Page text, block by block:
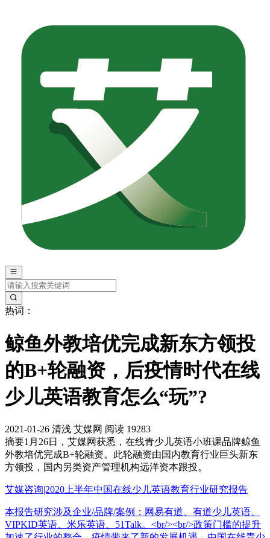
热词：
鲸鱼外教培优完成新东方领投
的B+轮融资，后疫情时代在线
少儿英语教育怎么“玩”?
2021-01-26 清浅 艾媒网 阅读 19283
摘要1月26日，艾媒网获悉，在线青少儿英语小班课品牌鲸鱼
外教培优完成B+轮融资。此轮融资由国内教育行业巨头新东
方领投，国内另类资产管理机构远洋资本跟投。
艾媒咨询|2020上半年中国在线少儿英语教育行业研究报告
本报告研究涉及企业/品牌/案例：网易有道、有道少儿英语、
VIPKID英语、米乐英语、51Talk。<br/><br/>政策门槛的提升